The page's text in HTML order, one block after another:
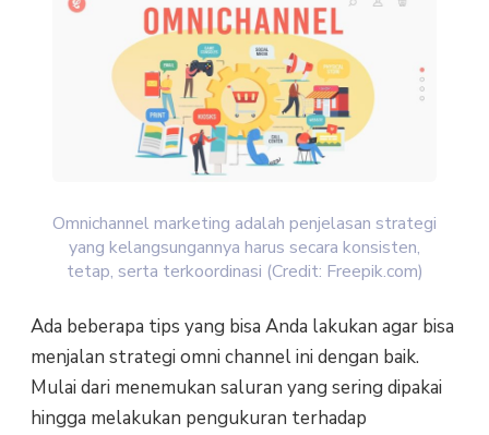
Omnichannel marketing adalah penjelasan strategi
yang kelangsungannya harus secara konsisten,
tetap, serta terkoordinasi (Credit: Freepik.com)
Ada beberapa tips yang bisa Anda lakukan agar bisa
menjalan strategi omni channel ini dengan baik.
Mulai dari menemukan saluran yang sering dipakai
hingga melakukan pengukuran terhadap